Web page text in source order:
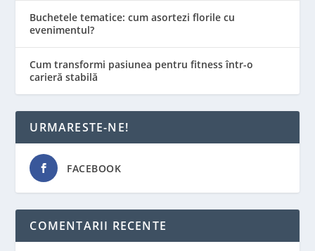
Buchetele tematice: cum asortezi florile cu
evenimentul?
Cum transformi pasiunea pentru fitness într-o
carieră stabilă
URMARESTE-NE!
FACEBOOK
COMENTARII RECENTE